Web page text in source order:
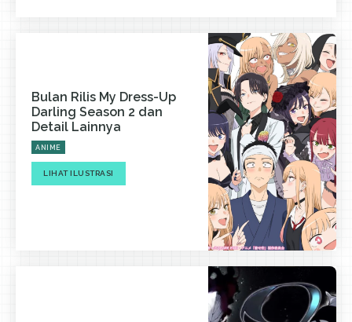
Bulan Rilis My Dress-Up
Darling Season 2 dan
Detail Lainnya
ANIME
LIHAT ILUSTRASI